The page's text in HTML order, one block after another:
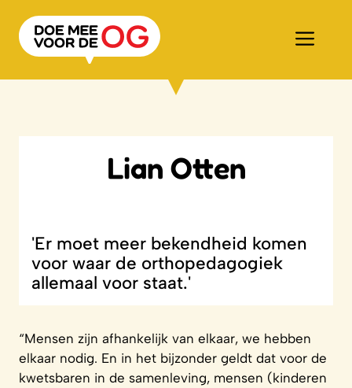
naar
Lian Otten
'Er moet meer bekendheid komen
voor waar de orthopedagogiek
allemaal voor staat.'
“Mensen zijn afhankelijk van elkaar, we hebben
elkaar nodig. En in het bijzonder geldt dat voor de
kwetsbaren in de samenleving, mensen (kinderen